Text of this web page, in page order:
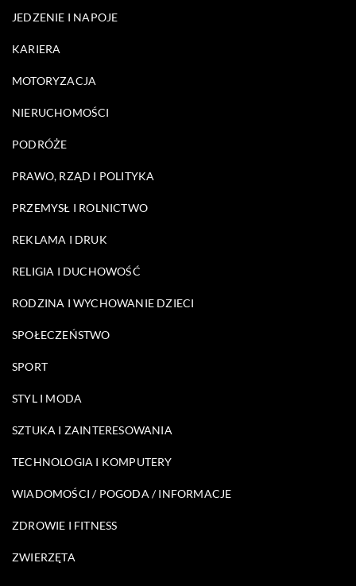
JEDZENIE I NAPOJE
KARIERA
MOTORYZACJA
NIERUCHOMOŚCI
PODRÓŻE
PRAWO, RZĄD I POLITYKA
PRZEMYSŁ I ROLNICTWO
REKLAMA I DRUK
RELIGIA I DUCHOWOŚĆ
RODZINA I WYCHOWANIE DZIECI
SPOŁECZEŃSTWO
SPORT
STYL I MODA
SZTUKA I ZAINTERESOWANIA
TECHNOLOGIA I KOMPUTERY
WIADOMOŚCI / POGODA / INFORMACJE
ZDROWIE I FITNESS
ZWIERZĘTA